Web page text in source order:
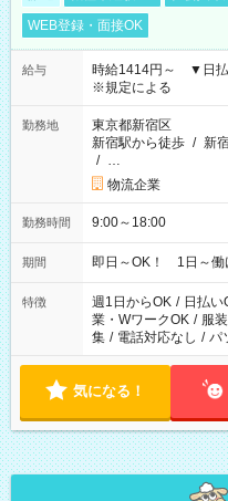
WEB登録・面接OK
給与
時給1414円～ ▼日
※規定による
勤務地
東京都新宿区
新宿駅から徒歩 / 新
/ …
物流企業
勤務時間 9:00～18:00
期間 即日～OK！ 1日～働
特徴 週1日からOK / 日払い
業・WワークOK / 服
集 / 電話対応なし / パ
気になる！